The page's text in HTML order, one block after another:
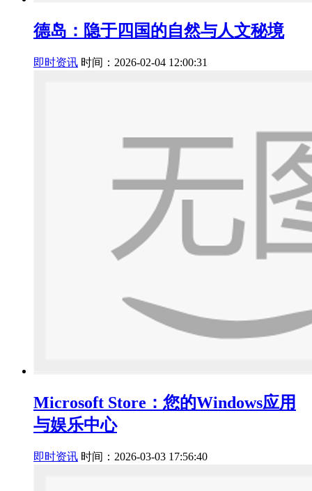
德岛：隐于四国的自然与人文秘境
即时资讯 时间：2026-02-04 12:00:31
Microsoft Store：您的Windows应用
与娱乐中心
即时资讯 时间：2026-03-03 17:56:40